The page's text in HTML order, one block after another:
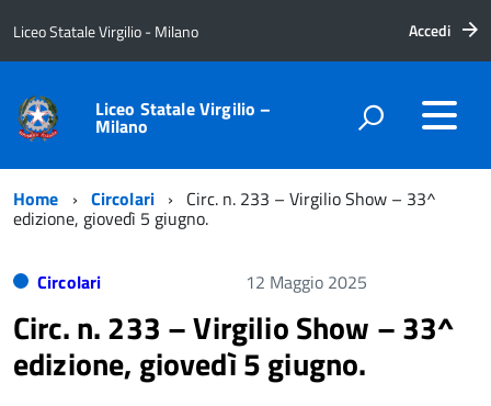
Liceo Statale Virgilio - Milano Accedi
Liceo Statale Virgilio –
Milano
Home Circolari Circ. n. 233 – Virgilio Show – 33^
edizione, giovedì 5 giugno.
Circolari 12 Maggio 2025
Circ. n. 233 – Virgilio Show – 33^
edizione, giovedì 5 giugno.